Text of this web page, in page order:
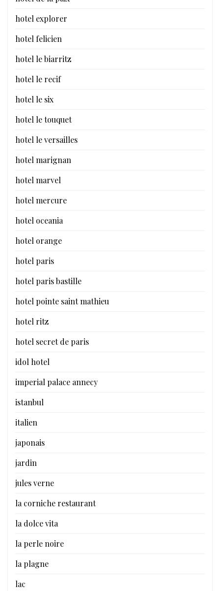
hotel explorer
hotel felicien
hotel le biarritz
hotel le recif
hotel le six
hotel le touquet
hotel le versailles
hotel marignan
hotel marvel
hotel mercure
hotel oceania
hotel orange
hotel paris
hotel paris bastille
hotel pointe saint mathieu
hotel ritz
hotel secret de paris
idol hotel
imperial palace annecy
istanbul
italien
japonais
jardin
jules verne
la corniche restaurant
la dolce vita
la perle noire
la plagne
lac